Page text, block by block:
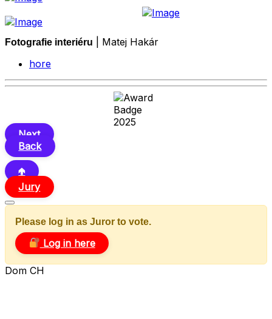
Fotografie interiéru
| Matej Hakár
hore
Next
Back
🢁
Jury
Please log in as Juror to vote.
Log in here
Dom CH